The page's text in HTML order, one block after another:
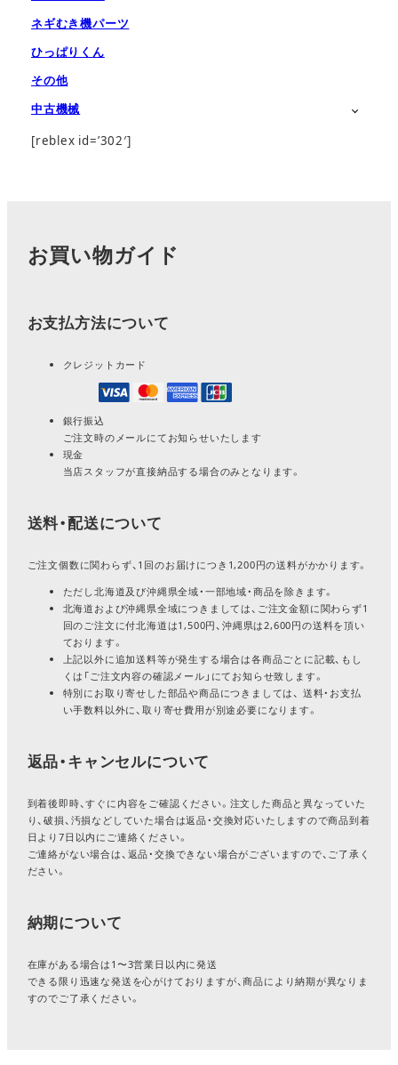
ネギむき機パーツ
ひっぱりくん
その他
中古機械
[reblex id=’302′]
お買い物ガイド
お支払方法について
クレジットカード
銀行振込
ご注文時のメールにてお知らせいたします
現金
当店スタッフが直接納品する場合のみとなります。
送料・配送について
ご注文個数に関わらず、1回のお届けにつき1,200円の送料がかかります。
ただし北海道及び沖縄県全域・一部地域・商品を除きます。
北海道および沖縄県全域につきましては、ご注文金額に関わらず1
回のご注文に付北海道は1,500円、沖縄県は2,600円の送料を頂い
ております。
上記以外に追加送料等が発生する場合は各商品ごとに記載、もし
くは「ご注文内容の確認メール」にてお知らせ致します。
特別にお取り寄せした部品や商品につきましては、 送料・お支払
い手数料以外に、取り寄せ費用が別途必要になります。
返品・キャンセルについて
到着後即時、すぐに内容をご確認ください。注文した商品と異なっていた
り、破損、汚損などしていた場合は返品・交換対応いたしますので商品到着
日より7日以内にご連絡ください。
ご連絡がない場合は、返品・交換できない場合がございますので、ご了承く
ださい。
納期について
在庫がある場合は1〜3営業日以内に発送
できる限り迅速な発送を心がけておりますが、商品により納期が異なりま
すのでご了承ください。